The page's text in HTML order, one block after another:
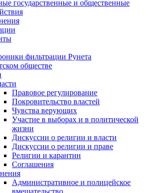
государственные и общественные
фильтрации Рунета
обществе
Правовое регулирование
Покровительство властей
Чувства верующих
Участие в выборах и в политической
жизни
Дискуссии о религии и власти
Дискуссии о религии и праве
Религии и карантин
Соглашения
Административное и полицейское
вмешательство